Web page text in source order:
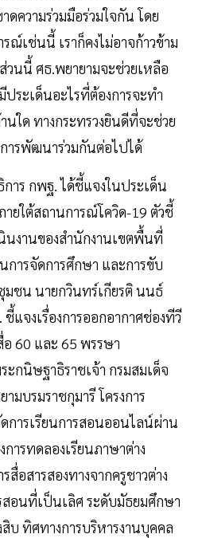
ดความร่วมมือร่วมใจกัน โดย
ณ์เช่นนี้ เราก็คงไม่อาจก้าวข้าม
วนนี้ ศธ.พยายามจะช่วยเหลือ
ระเด็นอะไรที่ต้องการจะทำ
นใด ทางกระทรวงยินดีที่จะช่วย
ารพัฒนาร่วมกันต่อไปได้
าร กพฐ. ได้ชี้แจงในประเด็น
ายใต้สถานการณ์โควิด-19 ตัวชี้
นงานของสำนักงานเขตพื้นที่
การจัดการศึกษา และการขับ
มชน นายกวินทร์เกียรติ นนธ์
แจงเรื่องการออกอากาศช่องทีวี
60 และ 65 พรรษา
ะกนิษฐาธิราชเจ้า กรมสมเด็จ
มบรมราชกุมารี โครงการ
ดการเรียนการสอนออนไลน์ผ่าน
ารทดลองเรียนภาษาต่าง
อสารสองทางจากครูชาวต่าง
อนที่เป็นเลิศ ระดับมัธยมศึกษา
บ ทิศทางการบริหารงานบุคคล